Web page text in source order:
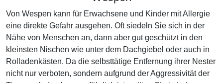
Von Wespen kann für Erwachsene und Kinder mit Allergie
eine direkte Gefahr ausgehen. Oft siedeln Sie sich in der
Nähe von Menschen an, dann aber gut geschützt in den
kleinsten Nischen wie unter dem Dachgiebel oder auch in
Rolladenkästen. Da die selbsttätige Entfernung ihrer Nester
nicht nur verboten, sondern aufgrund der Aggressivität der